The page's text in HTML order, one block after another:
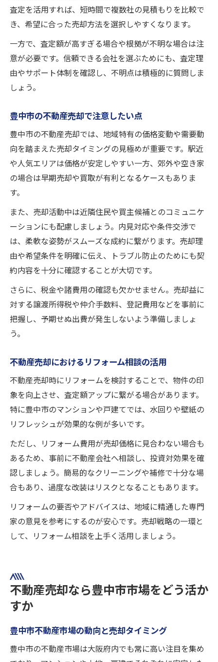
査定を活用すれば、短時間で複数社の見積もりを比較で
き、希望に合った売却方法を選択しやすくなります。
一方で、査定額が高すぎる場合や根拠が不明な場合は注
意が必要です。信頼できる会社を選ぶためにも、査定理
由やサポート体制を確認し、不明点は積極的に質問しま
しょう。
豊中市の不動産売却で注意したい点
豊中市の不動産売却では、地域特有の価格変動や需要動
向を踏まえた売却タイミングの見極めが重要です。駅近
や人気エリアは価格が安定しやすい一方、郊外や空き家
の場合は早期売却や買取が有利となるケースもありま
す。
また、売却活動中は近隣住民や買主候補とのコミュニケ
ーションにも配慮しましょう。内見対応や条件交渉で
は、柔軟な姿勢がスムーズな成約に繋がります。売却理
由や希望条件を明確に伝え、トラブル防止のためにも契
約内容を十分に確認することが大切です。
さらに、税金や諸費用の確認も欠かせません。売却益に
対する譲渡所得税や仲介手数料、登記費用などを事前に
把握し、予期せぬ出費が発生しないよう準備しましょ
う。
不動産売却におけるリフォーム相談の活用
不動産売却時にリフォームを検討することで、物件の印
象を向上させ、査定額アップに繋がる場合があります。
特に豊中市のマンションや戸建てでは、水回りや壁紙の
リフレッシュが効果的な例が多いです。
ただし、リフォーム費用が売却価格に見合わない場合も
あるため、事前に不動産会社へ相談し、投資対効果を確
認しましょう。簡易的なクリーニングや補修で十分な場
合もあり、過度な改装はリスクとなることもあります。
リフォームの要否やアドバイスは、地域に精通した専門
家の意見を参考にするのが安心です。売却戦略の一環と
して、リフォーム相談を上手く活用しましょう。
不動産売却なら豊中市市場をどう活か
すか
豊中市不動産市場の動向と売却タイミング
豊中市の不動産市場は大阪府内でも常に高い注目を集め